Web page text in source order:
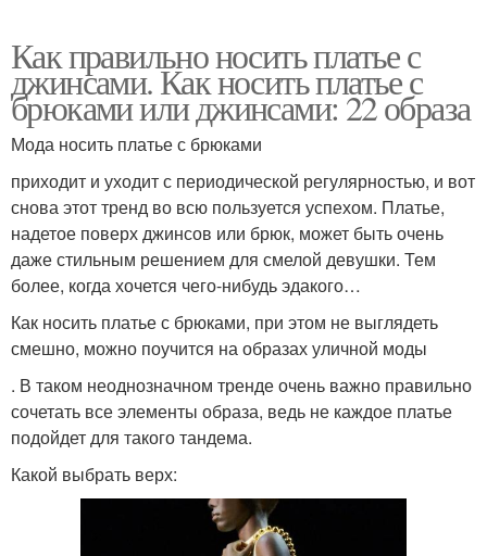
Как правильно носить платье с
джинсами. Как носить платье с
брюками или джинсами: 22 образа
Мода носить платье с брюками
приходит и уходит с периодической регулярностью, и вот
снова этот тренд во всю пользуется успехом. Платье,
надетое поверх джинсов или брюк, может быть очень
даже стильным решением для смелой девушки. Тем
более, когда хочется чего-нибудь эдакого…
Как носить платье с брюками, при этом не выглядеть
смешно, можно поучится на образах уличной моды
. В таком неоднозначном тренде очень важно правильно
сочетать все элементы образа, ведь не каждое платье
подойдет для такого тандема.
Какой выбрать верх: